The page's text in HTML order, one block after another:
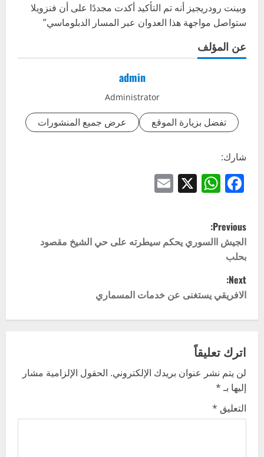
وبينت رودريجيز أنه تم التأكيد أكدت مجددًا على أن فنزويلا
ستواصل مواجهة هذا العدوان عبر المسار الدبلوماسي”
عن المؤلف
admin
Administrator
تفضل بزيارة الموقع عرض جميع المنشورات
شارك:
Facebook
WhatsApp
X
P
o
s
t
n
a
v
i
g
Previous:
الجيش االسوري يحكم سيطرته على حي الشيخ مقصود
بحلب
Next:
الافريقي يستغنى عن خدمات المسماري
اترك تعليقاً
لن يتم نشر عنوان بريدك الإلكتروني. الحقول الإلزامية مشار
إليها بـ*
التعليق *